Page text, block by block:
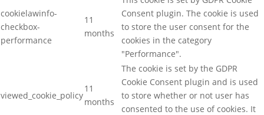
cookielawinfo-
checkbox-
performance
11
months
Consent plugin. The cookie is used
to store the user consent for the
cookies in the category
"Performance".
viewed_cookie_policy
11
months
The cookie is set by the GDPR
Cookie Consent plugin and is used
to store whether or not user has
consented to the use of cookies. It